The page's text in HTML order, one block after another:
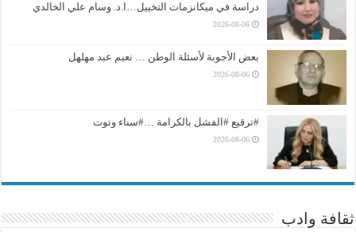
دراسة في ميكانزمات التخييل…ا.د. وسام علي الخالدي
2026-08-06
بعض الأجوبة لأسئلة الوطن … نعيم عبد مهلهل
2026-08-06
#ترقيع #الفشل بالكرامة …#سناء وتوت
2026-08-06
ثقافة وادب